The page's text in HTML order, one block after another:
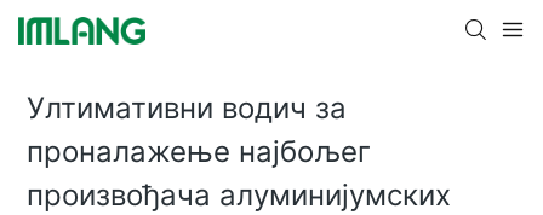
Ултимативни водич за
проналажење најбољег
произвођача алуминијумских